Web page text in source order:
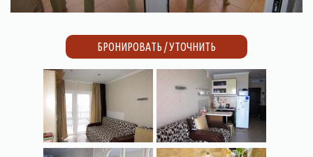
БРОНИРОВАТЬ / УТОЧНИТЬ